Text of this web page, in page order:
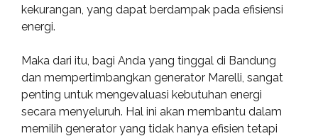
kekurangan, yang dapat berdampak pada efisiensi
energi.
Maka dari itu, bagi Anda yang tinggal di Bandung
dan mempertimbangkan generator Marelli, sangat
penting untuk mengevaluasi kebutuhan energi
secara menyeluruh. Hal ini akan membantu dalam
memilih generator yang tidak hanya efisien tetapi